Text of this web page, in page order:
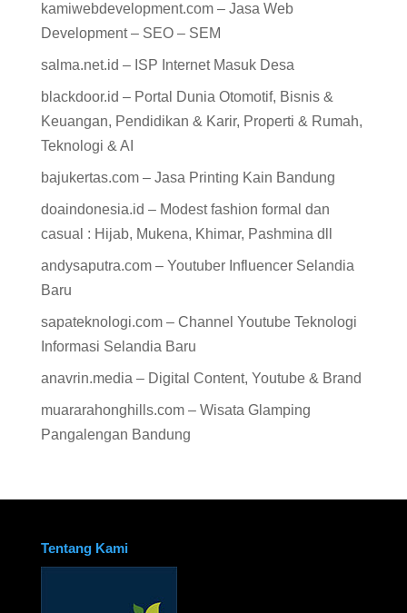
kamiwebdevelopment.com – Jasa Web
Development – SEO – SEM
salma.net.id – ISP Internet Masuk Desa
blackdoor.id – Portal Dunia Otomotif, Bisnis &
Keuangan, Pendidikan & Karir, Properti & Rumah,
Teknologi & AI
bajukertas.com – Jasa Printing Kain Bandung
doaindonesia.id – Modest fashion formal dan
casual : Hijab, Mukena, Khimar, Pashmina dll
andysaputra.com – Youtuber Influencer Selandia
Baru
sapateknologi.com – Channel Youtube Teknologi
Informasi Selandia Baru
anavrin.media – Digital Content, Youtube & Brand
muararahonghills.com – Wisata Glamping
Pangalengan Bandung
Tentang Kami